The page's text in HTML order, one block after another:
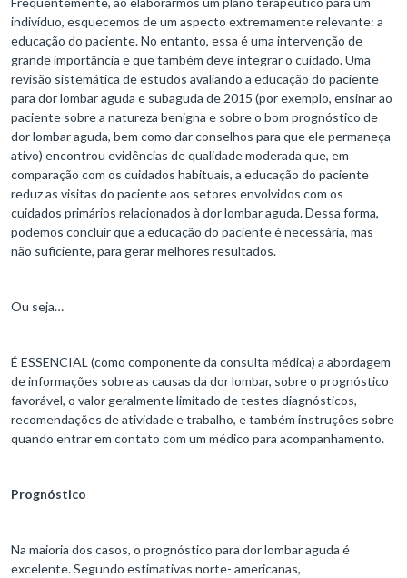
indivíduo, esquecemos de um aspecto extremamente relevante: a
educação do paciente. No entanto, essa é uma intervenção de
grande importância e que também deve integrar o cuidado. Uma
revisão sistemática de estudos avaliando a educação do paciente
para dor lombar aguda e subaguda de 2015 (por exemplo, ensinar ao
paciente sobre a natureza benigna e sobre o bom prognóstico de
dor lombar aguda, bem como dar conselhos para que ele permaneça
ativo) encontrou evidências de qualidade moderada que, em
comparação com os cuidados habituais, a educação do paciente
reduz as visitas do paciente aos setores envolvidos com os
cuidados primários relacionados à dor lombar aguda. Dessa forma,
podemos concluir que a educação do paciente é necessária, mas
não suficiente, para gerar melhores resultados.
Ou seja…
É ESSENCIAL (como componente da consulta médica) a abordagem
de informações sobre as causas da dor lombar, sobre o prognóstico
favorável, o valor geralmente limitado de testes diagnósticos,
recomendações de atividade e trabalho, e também instruções sobre
quando entrar em contato com um médico para acompanhamento.
Prognóstico
Na maioria dos casos, o prognóstico para dor lombar aguda é
excelente. Segundo estimativas norte- americanas,